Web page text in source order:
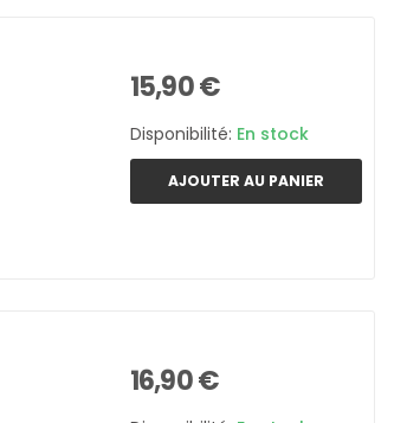
15,90 €
Disponibilité: En stock
AJOUTER AU PANIER
16,90 €